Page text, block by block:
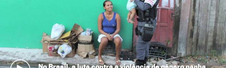
No Brasil, a luta contra a violência de gênero ganha